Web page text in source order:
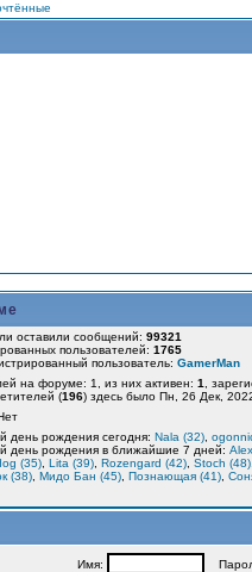
оставили сообщений: 99321
пользователей: 1765
пользователь: GamerMan
на форуме: 1, из них активен: 1
,
(196) здесь было Пн, 26 Дек,
день рождения сегодня: Nala (32)
день рождения в ближайшие 7 дней:
(35) Lita (39) Rozengard (42) Stoch (48)
(38) Мидо Бан (45) Познающая (41)
Имя: